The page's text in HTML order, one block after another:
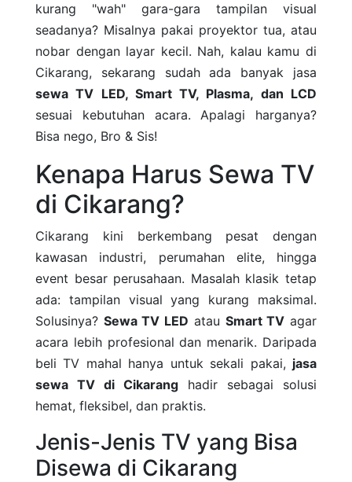
kurang "wah" gara-gara tampilan visual
seadanya? Misalnya pakai proyektor tua, atau
nobar dengan layar kecil. Nah, kalau kamu di
Cikarang, sekarang sudah ada banyak jasa
sewa TV LED, Smart TV, Plasma, dan LCD
sesuai kebutuhan acara. Apalagi harganya?
Bisa nego, Bro & Sis!
Kenapa Harus Sewa TV
di Cikarang?
Cikarang kini berkembang pesat dengan
kawasan industri, perumahan elite, hingga
event besar perusahaan. Masalah klasik tetap
ada: tampilan visual yang kurang maksimal.
Solusinya? Sewa TV LED atau Smart TV agar
acara lebih profesional dan menarik. Daripada
beli TV mahal hanya untuk sekali pakai, jasa
sewa TV di Cikarang hadir sebagai solusi
hemat, fleksibel, dan praktis.
Jenis-Jenis TV yang Bisa
Disewa di Cikarang